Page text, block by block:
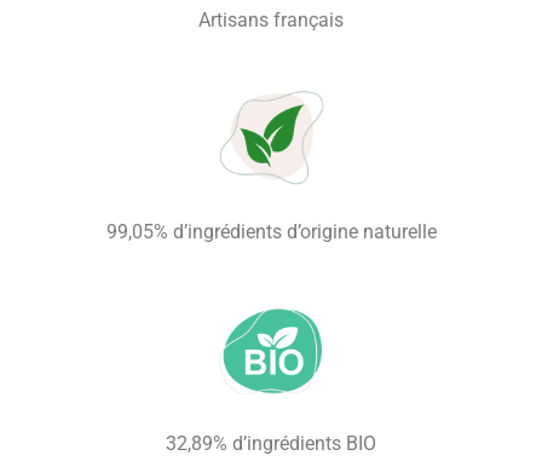
Artisans français
99,05% d’ingrédients d’origine naturelle
32,89% d’ingrédients BIO